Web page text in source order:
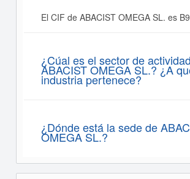
El CIF de ABACIST OMEGA SL. es
¿Cúal es el sector de
ABACIST OMEGA SL.? ¿A
industria pertenece?
¿Dónde está la sede de
OMEGA SL.?